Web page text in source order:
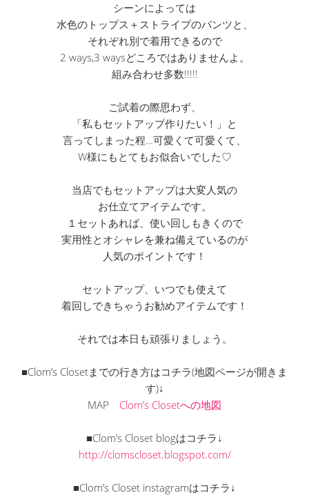
シーンによっては
水色のトップス＋ストライプのパンツと、
それぞれ別で着用できるので
2 ways,3 waysどころではありませんよ。
組み合わせ多数!!!!!
ご試着の際思わず、
「私もセットアップ作りたい！」と
言ってしまった程…可愛くて可愛くて、
W様にもとてもお似合いでした♡
当店でもセットアップは大変人気の
お仕立てアイテムです。
１セットあれば、使い回しもきくので
実用性とオシャレを兼ね備えているのが
人気のポイントです！
セットアップ、いつでも使えて
着回しできちゃうお勧めアイテムです！
それでは本日も頑張りましょう。
■Clom’s Closetまでの行き方はコチラ(地図ページが開きま
す)↓
MAP Clom’s Closetへの地図
■Clom’s Closet blogはコチラ↓
http://clomscloset.blogspot.com/
■Clom’s Closet instagramはコチラ↓